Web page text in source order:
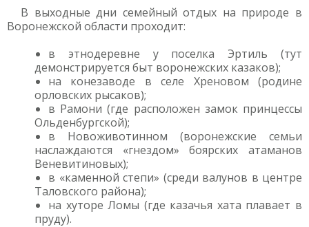
В выходные дни семейный отдых на природе в
Воронежской области проходит:
в этнодеревне у поселка Эртиль (тут
демонстрируется быт воронежских казаков);
на конезаводе в селе Хреновом (родине
орловских рысаков);
в Рамони (где расположен замок принцессы
Ольденбургской);
в Новоживотинном (воронежские семьи
наслаждаются «гнездом» боярских атаманов
Веневитиновых);
в «каменной степи» (среди валунов в центре
Таловского района);
на хуторе Ломы (где казачья хата плавает в
пруду).